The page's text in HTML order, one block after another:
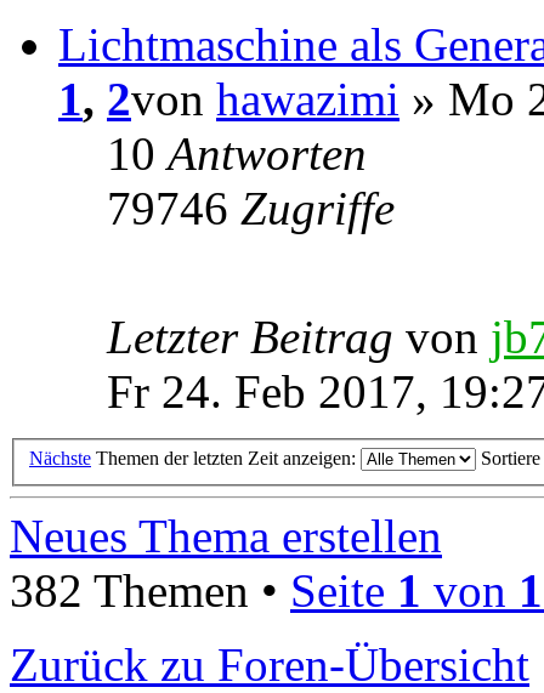
Lichtmaschine als
1, 2von hawazimi » Mo
10Antworten
79746 Zugriffe
Letzter Beitrag von
Fr 24. Feb 2017,
Nächste Themen der letzten Zeit anzeigen:
Neues Thema erstellen
382 Themen • Seite 1 von
Zurück zu Foren-Übersicht